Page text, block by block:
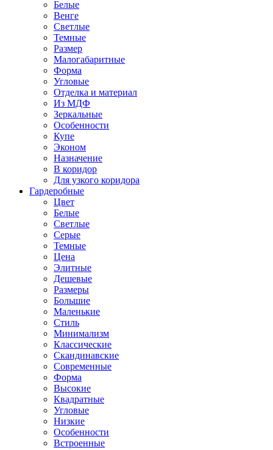
Белые
Венге
Светлые
Темные
Размер
Малогабаритные
Форма
Угловые
Отделка и материал
Из МДФ
Зеркальные
Особенности
Купе
Эконом
Назначение
В коридор
Для узкого коридора
Гардеробные
Цвет
Белые
Светлые
Серые
Темные
Цена
Элитные
Дешевые
Размеры
Большие
Маленькие
Стиль
Минимализм
Классические
Скандинавские
Современные
Форма
Высокие
Квадратные
Угловые
Низкие
Особенности
Встроенные